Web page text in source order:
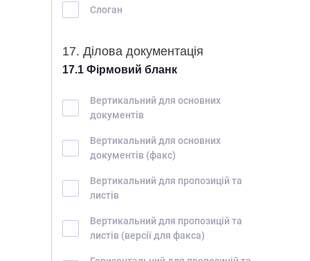
Слоган
17. Ділова документація
17.1 Фірмовий бланк
Вертикальний для основних
документів
Вертикальний для основних
документів (факс)
Вертикальний для пропозицій та
листів
Вертикальний для пропозицій та
листів (версії для факса)